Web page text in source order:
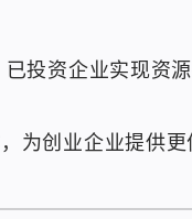
投资企业实现资源
为创业企业提供更